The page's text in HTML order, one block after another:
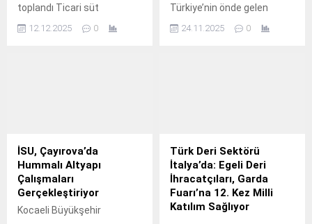
toplandı Ticari süt
toplanan inek sütü miktarı,
12.12.2025 0
Türkiye’nin önde gelen
şirketlerinden YEO
24.11.2025 0
İSU, Çayırova’da
Hummalı Altyapı
Çalışmaları
Gerçekleştiriyor
Kocaeli Büyükşehir
Türk Deri Sektörü
İtalya’da: Egeli Deri
İhracatçıları, Garda
Fuarı’na 12. Kez Milli
Katılım Sağlıyor